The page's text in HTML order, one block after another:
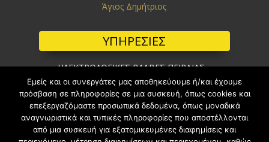
Άγιος Δημήτριος
ΥΠΗΡΕΣΙΕΣ
ΗΛΕΚΤΡΟΛΟΓΙΚΕΣ ΒΛΑΒΕΣ ΠΕΙΡΑΙΑΣ
ΕΠΑΓΓΕΛΜΑΤΙΚΕΣ ΕΓΚΑΤΑΣΤΑΣΕΙΣ ΠΕΙΡΑΙΑΣ
ΟΙΚΙΑΚΕΣ ΕΓΚΑΤΑΣΤΑΣΕΙΣ ΠΕΙΡΑΙΑΣ
ΑΝΤΙΚΑΤΑΣΤΑΣΗ ΤΟΥ ΡΕΛΕ ΑΣΦΑΛΕΙΑΣ ΠΕΙΡΑΙΑΣ
ΔΟΜΗΜΕΝΗ ΚΑΛΩΔΙΑΣΗ ΠΕΙΡΑΙΑΣ
Το κανάλι μας στο youtube
Εμείς και οι συνεργάτες μας αποθηκεύουμε ή/και έχουμε
πρόσβαση σε πληροφορίες σε μια συσκευή, όπως cookies και
επεξεργαζόμαστε προσωπικά δεδομένα, όπως μοναδικά
αναγνωριστικά και τυπικές πληροφορίες που αποστέλλονται
από μια συσκευή για εξατομικευμένες διαφημίσεις και